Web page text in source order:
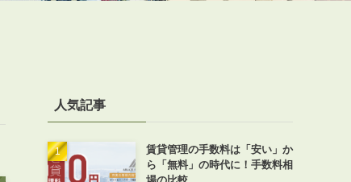
人気記事
賃貸管理の手数料は「安い」か
ら「無料」の時代に！手数料相